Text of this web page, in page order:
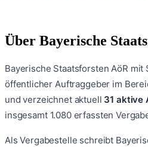
Über Bayerische
Bayerische Staatsforsten AöR mit
öffentlicher Auftraggeber im
und verzeichnet aktuell 31 aktive
insgesamt 1.080erfassten
Als Vergabestelle schreibt